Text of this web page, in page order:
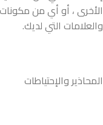
الأخرى ، أو أي من
والعلامات التي لديك.
المحاذير والإحتياطات